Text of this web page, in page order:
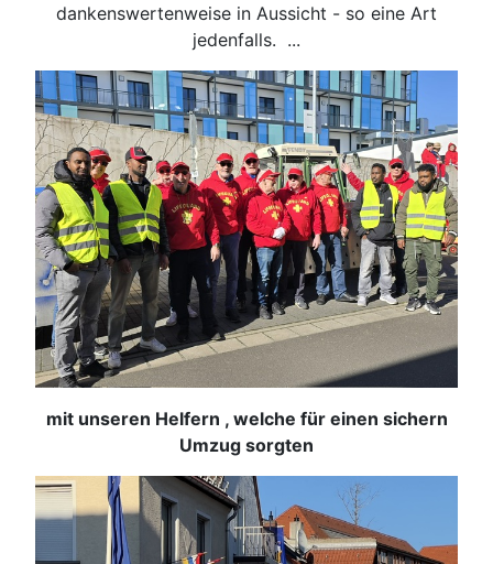
dankenswertenweise in Aussicht - so eine Art
jedenfalls. ...
mit unseren Helfern , welche für einen sichern
Umzug sorgten